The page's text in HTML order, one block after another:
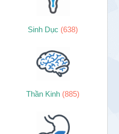
Sinh Dục (638)
Thần Kinh (885)